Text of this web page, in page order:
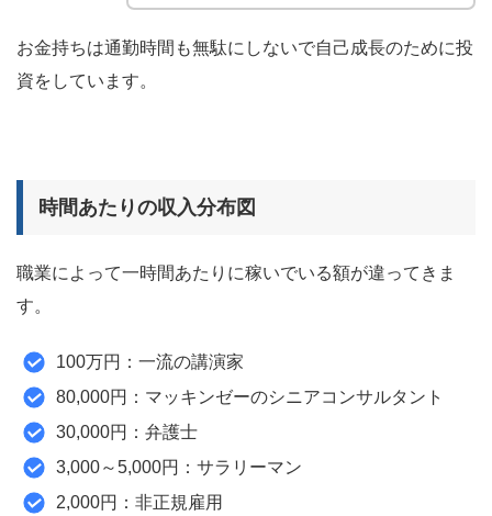
お金持ちは通勤時間も無駄にしないで自己成長のために投
資をしています。
時間あたりの収入分布図
職業によって一時間あたりに稼いでいる額が違ってきま
す。
100万円：一流の講演家
80,000円：マッキンゼーのシニアコンサルタント
30,000円：弁護士
3,000～5,000円：サラリーマン
2,000円：非正規雇用